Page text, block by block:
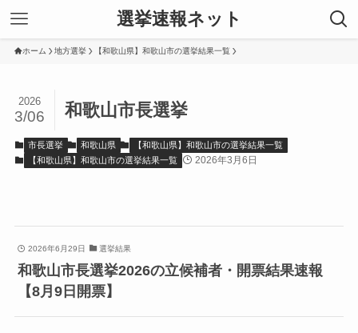
選挙速報ネット
ホーム 地方選挙 【和歌山県】和歌山市の選挙結果一覧
和歌山市長選挙
2026
3/06
市長選挙 和歌山県
【和歌山県】和歌山市の選挙結果一覧
【和歌山県】和歌山市の選挙結果一覧
2026年3月6日
2026年6月29日 選挙結果
和歌山市長選挙2026の立候補者・開票結果速報
【8月9日開票】